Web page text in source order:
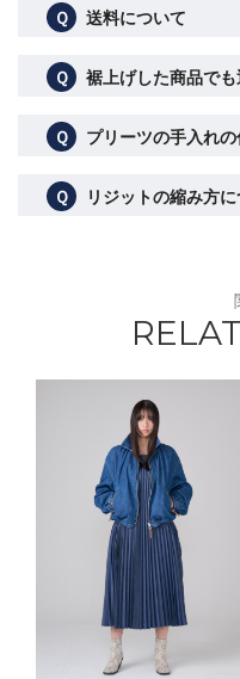
Ｑ 送料について
Ｑ 裾上げした商品で
Ｑ プリーツの手入れ
Ｑ リジットの縮み方